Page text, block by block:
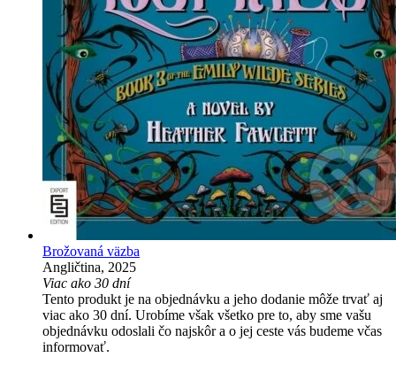
Brožovaná väzba
Angličtina, 2025
Viac ako 30 dní
Tento produkt je na objednávku a jeho dodanie môže trvať aj
viac ako 30 dní. Urobíme však všetko pre to, aby sme vašu
objednávku odoslali čo najskôr a o jej ceste vás budeme včas
informovať.